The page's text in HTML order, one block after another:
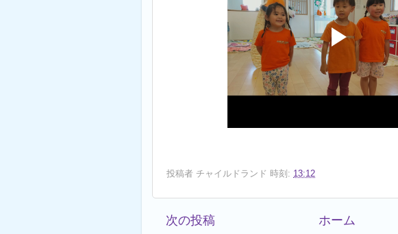
投稿者 チャイルドランド 時刻: 13:12
次の投稿 ホーム